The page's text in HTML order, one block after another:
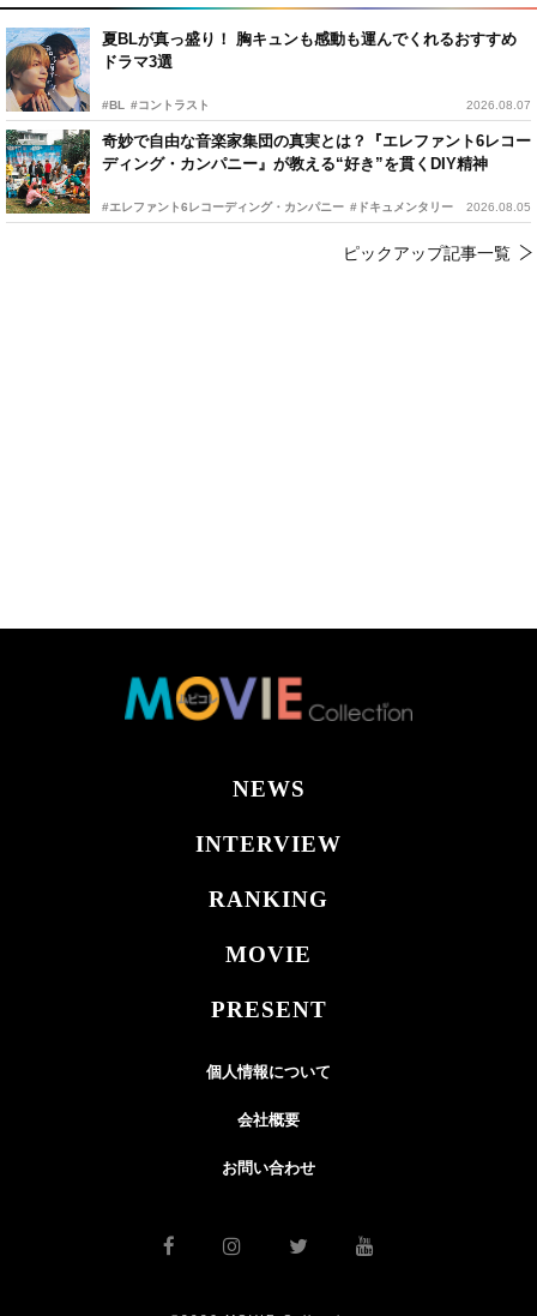
夏BLが真っ盛り！ 胸キュンも感動も運んでくれるおすすめ
ドラマ3選
#BL #コントラスト 2026.08.07
奇妙で自由な音楽家集団の真実とは？『エレファント6レコー
ディング・カンパニー』が教える“好き”を貫くDIY精神
#エレファント6レコーディング・カンパニー #ドキュメンタリー 2026.08.05
ピックアップ記事一覧
NEWS
INTERVIEW
RANKING
MOVIE
PRESENT
個人情報について
会社概要
お問い合わせ